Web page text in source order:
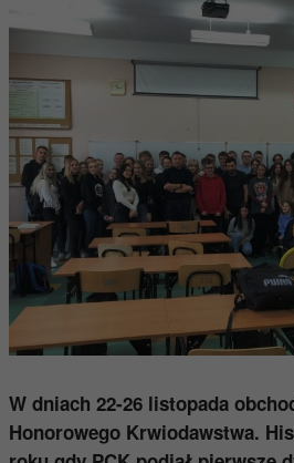
W dniach 22-26 listopada
Honorowego Krwiodawstwa.